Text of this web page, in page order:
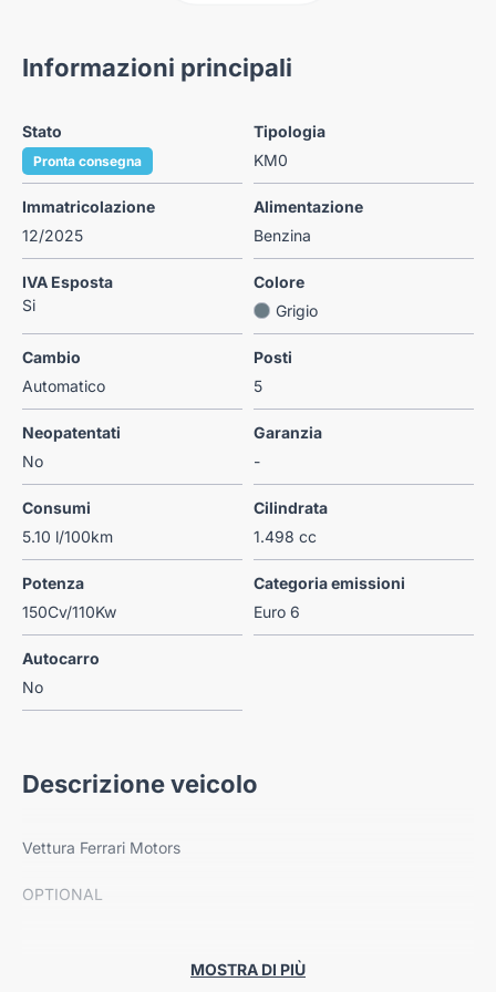
Informazioni principali
Stato
Pronta consegna
Tipologia
KM0
Immatricolazione
12/2025
Alimentazione
Benzina
IVA Esposta
Si
Colore
Grigio
Cambio
Automatico
Posti
5
Neopatentati
No
Garanzia
-
Consumi
5.10 l/100km
Cilindrata
1.498 cc
Potenza
150Cv/110Kw
Categoria emissioni
Euro 6
Autocarro
No
Descrizione veicolo
Vettura Ferrari Motors
OPTIONAL
MOSTRA DI PIÙ